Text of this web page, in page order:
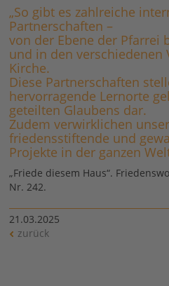
„So gibt es zahlreiche
Partnerschaften –
von der Ebene der Pfarrei
und in den verschiedenen
Kirche.
Diese Partnerschaften
hervorragende Lernorte
geteilten Glaubens dar.
Zudem verwirklichen
friedensstiftende und
Projekte in der ganzen
„Friede diesem Haus“.
Nr. 242.
21.03.2025
zurück